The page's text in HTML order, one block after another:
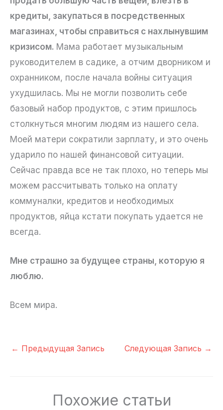
кредиты, закупаться в посредственных
магазинах, чтобы справиться с нахлынувшим
кризисом. Мама работает музыкальным
руководителем в садике, а отчим дворником и
охранником, после начала войны ситуация
ухудшилась. Мы не могли позволить себе
базовый набор продуктов, с этим пришлось
столкнуться многим людям из нашего села.
Моей матери сократили зарплату, и это очень
ударило по нашей финансовой ситуации.
Сейчас правда все не так плохо, но теперь мы
можем рассчитывать только на оплату
коммуналки, кредитов и необходимых
продуктов, яйца кстати покупать удается не
всегда.
Мне страшно за будущее страны, которую я
люблю.
Всем мира.
← Предыдущая Запись Следующая Запись →
Похожие статьи